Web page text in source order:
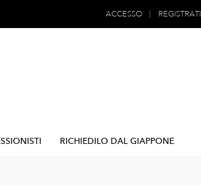
ACCESSO REGISTRATI
RICHIEDILO DAL GIAPPONE